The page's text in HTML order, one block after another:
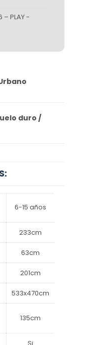
– PLAY -
duro /
6-15 años
233cm
63cm
201cm
533x470cm
135cm